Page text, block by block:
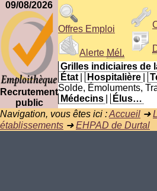
09/08/2026
Recrutement
public
Offres Emploi
Alerte Mél.
Grilles indiciaires de
État
Hospitalière
Solde, Émoluments,
Médecins
Élus…
Navigation, vous êtes ici :Accueil ➜
établissements ➜EHPAD de Durtal